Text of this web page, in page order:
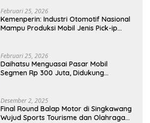
Februari 25, 2026
Kemenperin: Industri Otomotif Nasional
Mampu Produksi Mobil Jenis Pick-ip
Februari 25, 2026
Daihatsu Menguasai Pasar Mobil
Segmen Rp 300 Juta, Didukung
Desember 2, 2025
Final Round Balap Motor di Singkawang
Wujud Sports Tourisme dan Olahraga